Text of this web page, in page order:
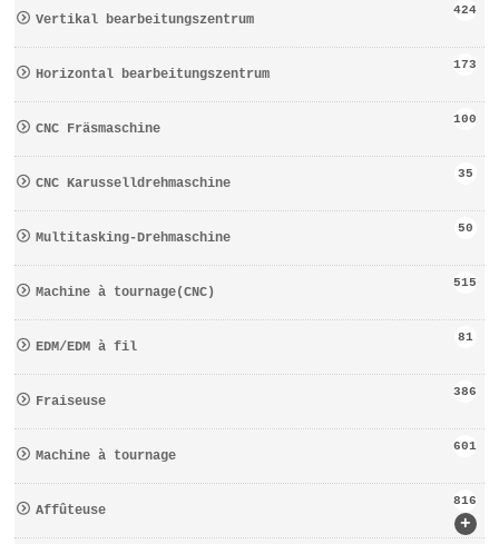
Vertikal bearbeitungszentrum
424
Horizontal bearbeitungszentrum
173
CNC Fräsmaschine
100
CNC Karusselldrehmaschine
35
Multitasking-Drehmaschine
50
Machine à tournage(CNC)
515
EDM/EDM à fil
81
Fraiseuse
386
Machine à tournage
601
+
Affûteuse
816